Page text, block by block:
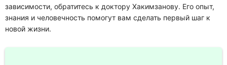
зависимости, обратитесь к доктору Хакимзанову. Его опыт,
знания и человечность помогут вам сделать первый шаг к
новой жизни.